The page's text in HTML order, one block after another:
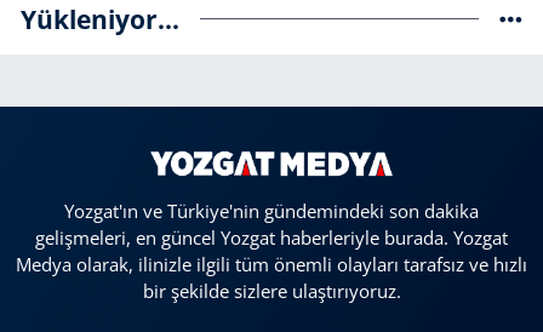
Yükleniyor...
Yozgat'ın ve Türkiye'nin gündemindeki son dakika
gelişmeleri, en güncel Yozgat haberleriyle burada. Yozgat
Medya olarak, ilinizle ilgili tüm önemli olayları tarafsız ve hızlı
bir şekilde sizlere ulaştırıyoruz.